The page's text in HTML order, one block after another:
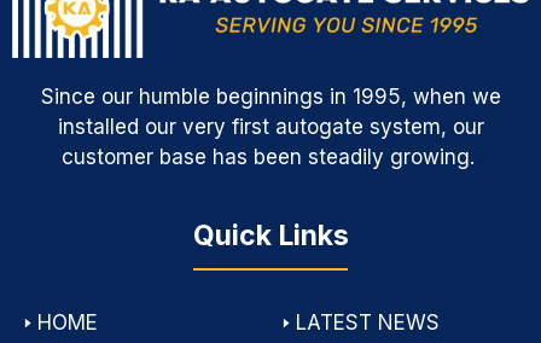
Since our humble beginnings in 1995, when we
installed our very first autogate system, our
customer base has been steadily growing.
Quick Links
🢒 HOME
🢒 LATEST NEWS